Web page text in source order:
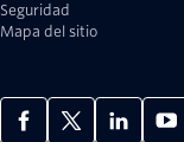
Seguridad
Mapa del sitio